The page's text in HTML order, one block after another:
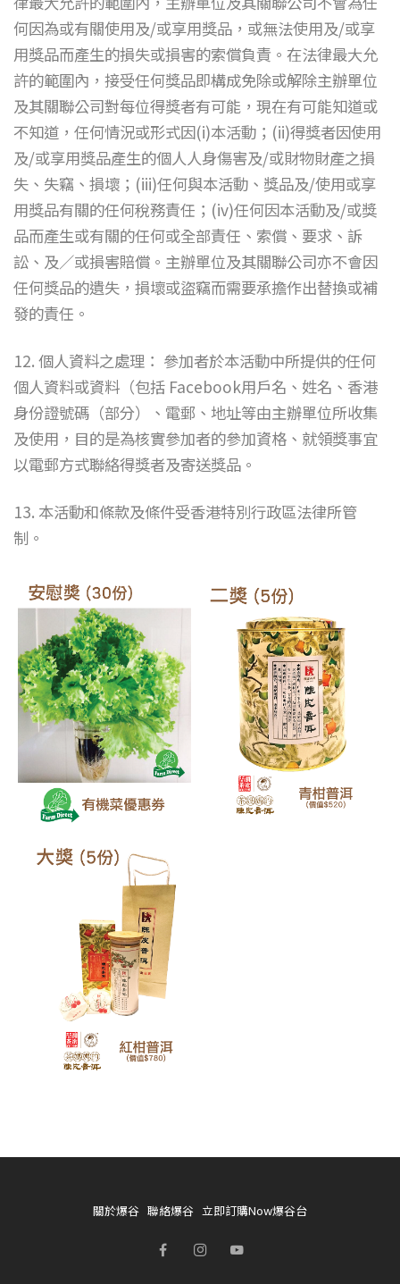
何因為或有關使用及/或享用獎品，或無法使用及/或享
用獎品而產生的損失或損害的索償負責。在法律最大允
許的範圍內，接受任何獎品即構成免除或解除主辦單位
及其關聯公司對每位得獎者有可能，現在有可能知道或
不知道，任何情況或形式因(i)本活動；(ii)得獎者因使用
及/或享用獎品產生的個人人身傷害及/或財物財產之損
失、失竊、損壞；(iii)任何與本活動、獎品及/使用或享
用獎品有關的任何稅務責任；(iv)任何因本活動及/或獎
品而產生或有關的任何或全部責任、索償、要求、訴
訟、及／或損害賠償。主辦單位及其關聯公司亦不會因
任何獎品的遺失，損壞或盜竊而需要承擔作出替換或補
發的責任。
12. 個人資料之處理： 參加者於本活動中所提供的任何
個人資料或資料（包括 Facebook用戶名、姓名、香港
身份證號碼（部分）、電郵、地址等由主辦單位所收集
及使用，目的是為核實參加者的參加資格、就領獎事宜
以電郵方式聯絡得獎者及寄送獎品。
13. 本活動和條款及條件受香港特別行政區法律所管
制。
關於爆谷 聯絡爆谷 立即訂購Now爆谷台